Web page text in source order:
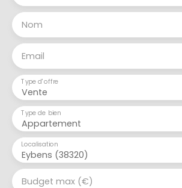
Nom
Email
Vente
Type d'offre
Appartement
Type de bien
Eybens (38320)
Localisation
Budget max (€)